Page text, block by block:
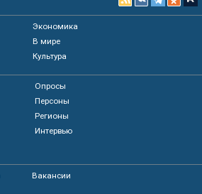
Экономика
В мире
Культура
Опросы
Персоны
Регионы
Интервью
Вакансии